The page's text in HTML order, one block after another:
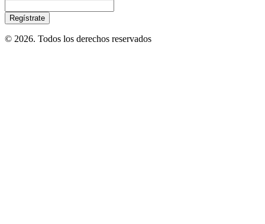
© 2026. Todos los derechos reservados